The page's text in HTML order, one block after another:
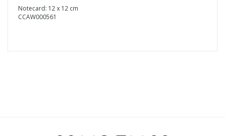
Notecard: 12 x 12 cm
CCAW000561